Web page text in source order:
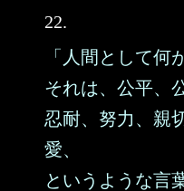
22.
「人間として何
それは、公平、
忍耐、努力、親
愛、
というような言